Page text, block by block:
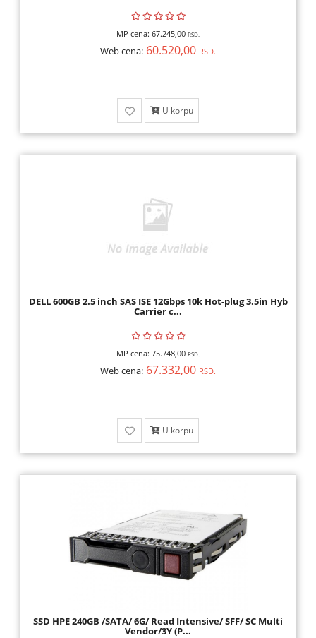
MP cena: 67.245,00 RSD.
Web cena: 60.520,00 RSD.
U korpu
DELL 600GB 2.5 inch SAS ISE 12Gbps 10k Hot-plug 3.5in Hyb
Carrier c...
MP cena: 75.748,00 RSD.
Web cena: 67.332,00 RSD.
U korpu
SSD HPE 240GB /SATA/ 6G/ Read Intensive/ SFF/ SC Multi
Vendor/3Y (P...